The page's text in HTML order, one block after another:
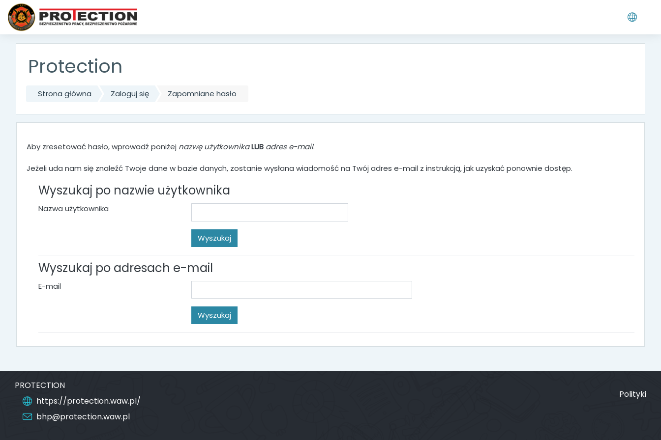
Przejdź do głównej zawartości
Protection
Strona główna Zaloguj się Zapomniane hasło
Aby zresetować hasło, wprowadź poniżej nazwę użytkownikaLUB adres e-mail.
Jeżeli uda nam się znaleźć Twoje dane w bazie danych, zostanie wysłana wiadomość na Twój adres e-mail z instrukcją, jak uzyskać ponownie dostęp.
Wyszukaj po nazwie użytkownika
Nazwa użytkownika
Wyszukaj po adresach e-mail
E-mail
PROTECTION
https://protection.waw.pl/
bhp@protection.waw.pl
Polityki